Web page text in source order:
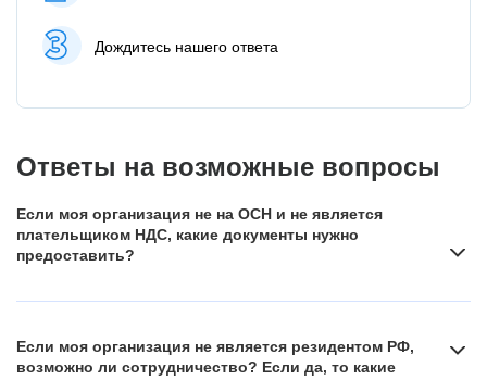
Дождитесь нашего ответа
Ответы на возможные вопросы
Если моя организация не на ОСН и не является
плательщиком НДС, какие документы нужно
предоставить?
применения ими упрощённой системы налогообложения,
Если моя организация не является резидентом РФ,
возможно ли сотрудничество? Если да, то какие